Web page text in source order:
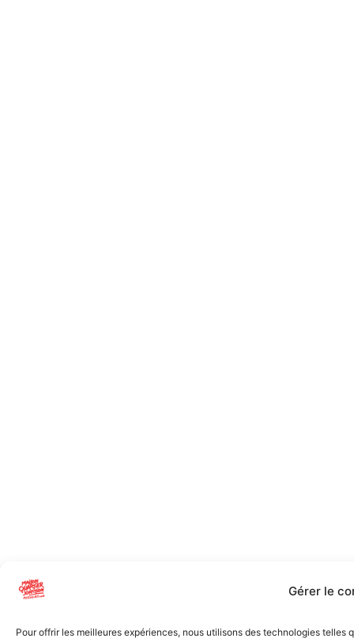
Gérer le
Pour offrir les meilleures expériences, nous utilisons des technologies